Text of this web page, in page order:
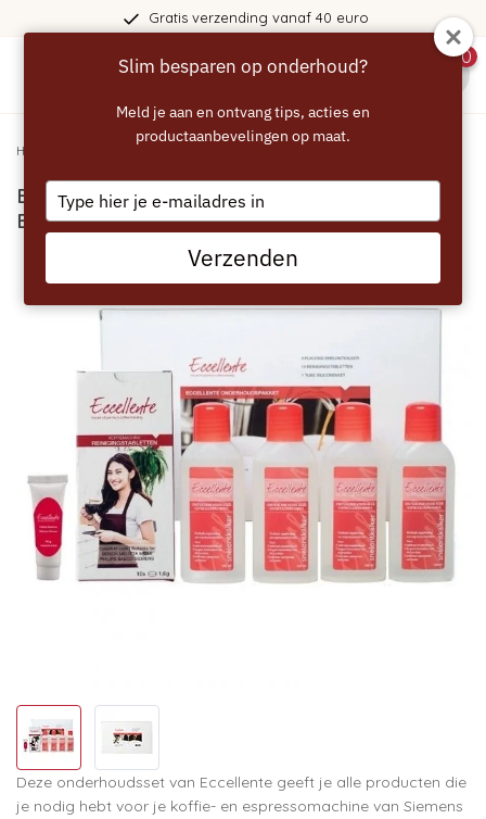
Gratis verzending vanaf 40 euro
0
Home
ECCELLENTE Onderhoudspakket Siemens
Bosch Krups Miele
Deze onderhoudsset van Eccellente geeft je alle producten die
je nodig hebt voor je koffie- en espressomachine van Siemens
Slim besparen op onderhoud?
Meld je aan en ontvang tips, acties en
productaanbevelingen op maat.
Type
your
email
Verzenden